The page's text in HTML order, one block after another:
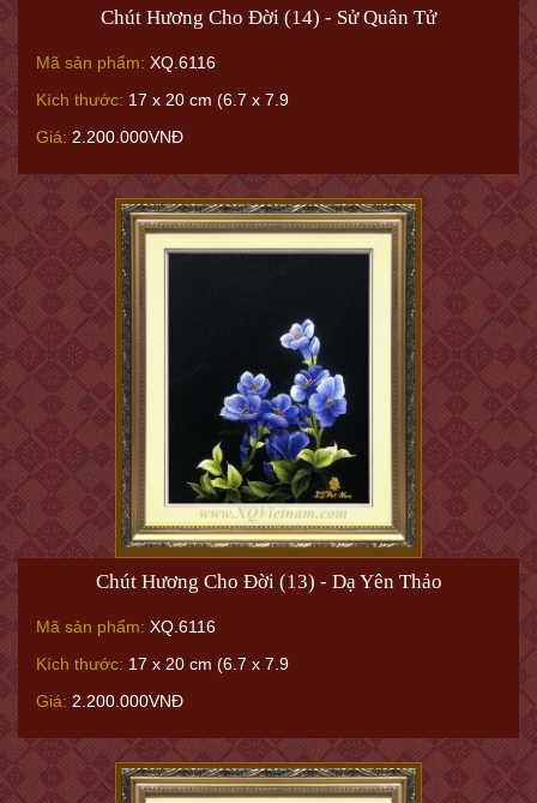
Chút Hương Cho Đời (14) - Sử Quân Tử
Mã sản phẩm: XQ.6116
Kích thước: 17 x 20 cm (6.7 x 7.9
Giá: 2.200.000VNĐ
Chút Hương Cho Đời (13) - Dạ Yên Thảo
Mã sản phẩm: XQ.6116
Kích thước: 17 x 20 cm (6.7 x 7.9
Giá: 2.200.000VNĐ